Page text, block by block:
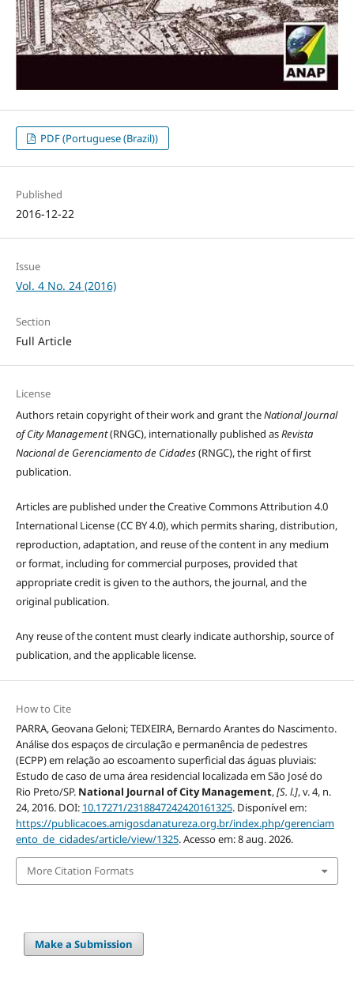
PDF (Portuguese (Brazil))
Published
2016-12-22
Issue
Vol. 4 No. 24 (2016)
Section
Full Article
License
Authors retain copyright of their work and grant theNational Journal
of City Management(RNGC), internationally published asRevista
Nacional de Gerenciamento de Cidades(RNGC), the right of first
publication.
Articles are published under the Creative Commons Attribution 4.0
International License (CC BY 4.0), which permits sharing, distribution,
reproduction, adaptation, and reuse of the content in any medium
or format, including for commercial purposes, provided that
appropriate credit is given to the authors, the journal, and the
original publication.
Any reuse of the content must clearly indicate authorship, source of
publication, and the applicable license.
How to Cite
PARRA, Geovana Geloni; TEIXEIRA, Bernardo Arantes do Nascimento.
Análise dos espaços de circulação e permanência de pedestres
(ECPP) em relação ao escoamento superficial das águas pluviais:
Estudo de caso de uma área residencial localizada em São José do
Rio Preto/SP. National Journal of City Management,[S. l.], v. 4, n.
24, 2016. DOI: 10.17271/2318847242420161325. Disponível em:
https://publicacoes.amigosdanatureza.org.br/index.php/gerenciam
ento_de_cidades/article/view/1325. Acesso em: 8 aug. 2026.
More Citation Formats
Make a Submission